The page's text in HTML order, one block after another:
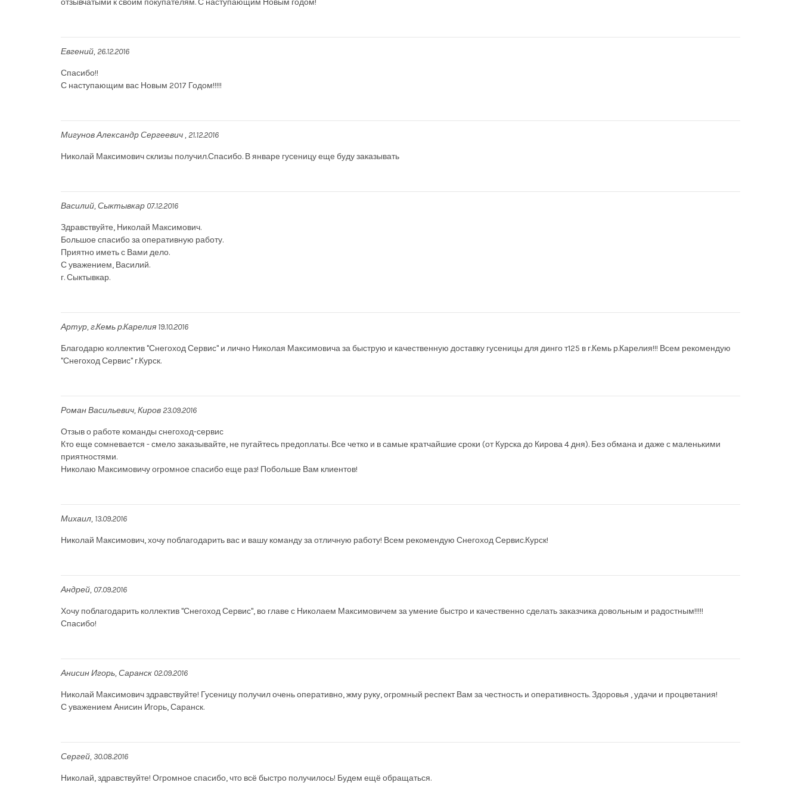
отзывчатыми к своим покупателям. С наступающим Новым годом!
Евгений 26.12.2016
Спасибо!!
С наступающим вас Новым 2017 Годом!!!!!
Мигунов Александр Сергеевич 21.12.2016
Николай Максимович склизы получил.Спасибо. В январе гусеницу еще буду заказывать
Василий Сыктывкар 07.12.2016
Здравствуйте, Николай Максимович.
Большое спасибо за оперативную работу.
Приятно иметь с Вами дело.
С уважением, Василий.
г. Сыктывкар.
Артур г.Кемь р.Карелия 19.10.2016
Благодарю коллектив "Снегоход Сервис" и лично Николая Максимовича за быструю и качественную доставку гусеницы для динго т125 в г.Кемь р.Карелия!!! Всем рекомендую
"Снегоход Сервис" г.Курск.
Роман Васильевич Киров23.09.2016
Отзыв о работе команды снегоход-сервис
Кто еще сомневается - смело заказывайте, не пугайтесь предоплаты. Все четко и в самые кратчайшие сроки (от Курска до Кирова 4 дня). Без обмана и даже с маленькими
приятностями.
Николаю Максимовичу огромное спасибо еще раз! Побольше Вам клиентов!
Михаил 13.09.2016
Николай Максимович, хочу поблагодарить вас и вашу команду за отличную работу! Всем рекомендую Снегоход Сервис.Курск!
Андрей 07.09.2016
Хочу поблагодарить коллектив "Снегоход Сервис", во главе с Николаем Максимовичем за умение быстро и качественно сделать заказчика довольным и радостным!!!!!
Спасибо!
Анисин Игорь Саранск 02.09.2016
Николай Максимович здравствуйте! Гусеницу получил очень оперативно, жму руку, огромный респект Вам за честность и оперативность. Здоровья , удачи и процветания!
С уважением Анисин Игорь, Саранск.
Сергей 30.08.2016
Николай, здравствуйте! Огромное спасибо, что всё быстро получилось! Будем ещё обращаться.